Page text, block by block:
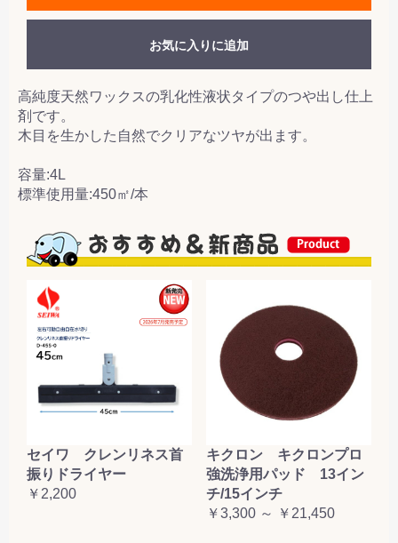
お気に入りに追加
高純度天然ワックスの乳化性液状タイプのつや出し仕上
剤です。
木目を生かした自然でクリアなツヤが出ます。
容量:4L
標準使用量:450㎡/本
セイワ クレンリネス首
振りドライヤー
￥2,200
キクロン キクロンプロ
強洗浄用パッド 13イン
チ/15インチ
￥3,300 ～ ￥21,450